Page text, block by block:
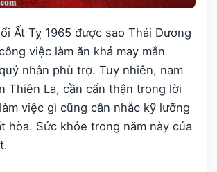
Ất Tỵ 1965 được sao Thái Dương
việc làm ăn khá may mắn
nhân phù trợ. Tuy nhiên, nam
Thiên La, cần cẩn thận trong lời
việc gì cũng cân nhắc kỹ lưỡng
hòa. Sức khỏe trong năm này của